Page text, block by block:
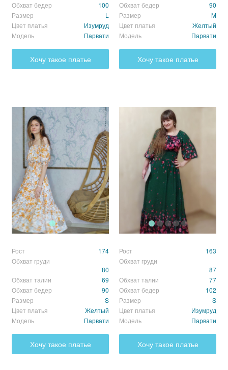
Обхват бедер
100
Размер
L
Цвет платья
Изумруд
Модель
Парвати
Хочу такое платье
Обхват бедер
90
Размер
M
Цвет платья
Желтый
Модель
Парвати
Хочу такое платье
Рост
174
Обхват груди
80
Обхват талии
69
Обхват бедер
90
Размер
S
Цвет платья
Желтый
Модель
Парвати
Хочу такое платье
Рост
163
Обхват груди
87
Обхват талии
77
Обхват бедер
102
Размер
S
Цвет платья
Изумруд
Модель
Парвати
Хочу такое платье